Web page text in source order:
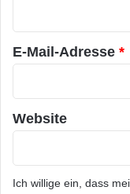
r
*
E-Mail-Adresse *
Website
Ich willige ein, dass